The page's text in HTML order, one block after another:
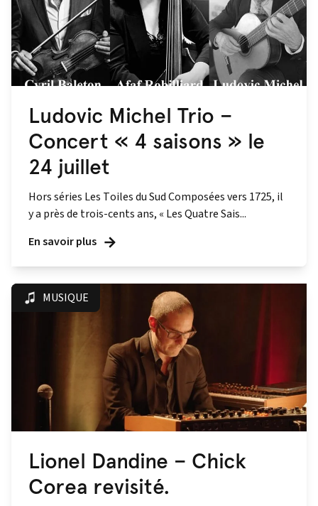
Ludovic Michel Trio –
Concert « 4 saisons » le
24 juillet
Hors séries Les Toiles du Sud Composées vers 1725, il
y a près de trois-cents ans, « Les Quatre Sais...
En savoir plus
MUSIQUE
Lionel Dandine – Chick
Corea revisité.